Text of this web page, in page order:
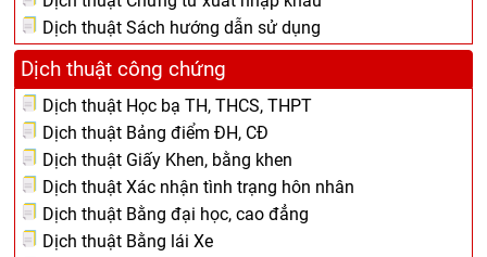
Dịch thuật Sách hướng dẫn sử dụng
Dịch thuật công chứng
Dịch thuật Học bạ TH, THCS, THPT
Dịch thuật Bảng điểm ĐH, CĐ
Dịch thuật Giấy Khen, bằng khen
Dịch thuật Xác nhận tình trạng hôn nhân
Dịch thuật Bằng đại học, cao đẳng
Dịch thuật Bằng lái Xe